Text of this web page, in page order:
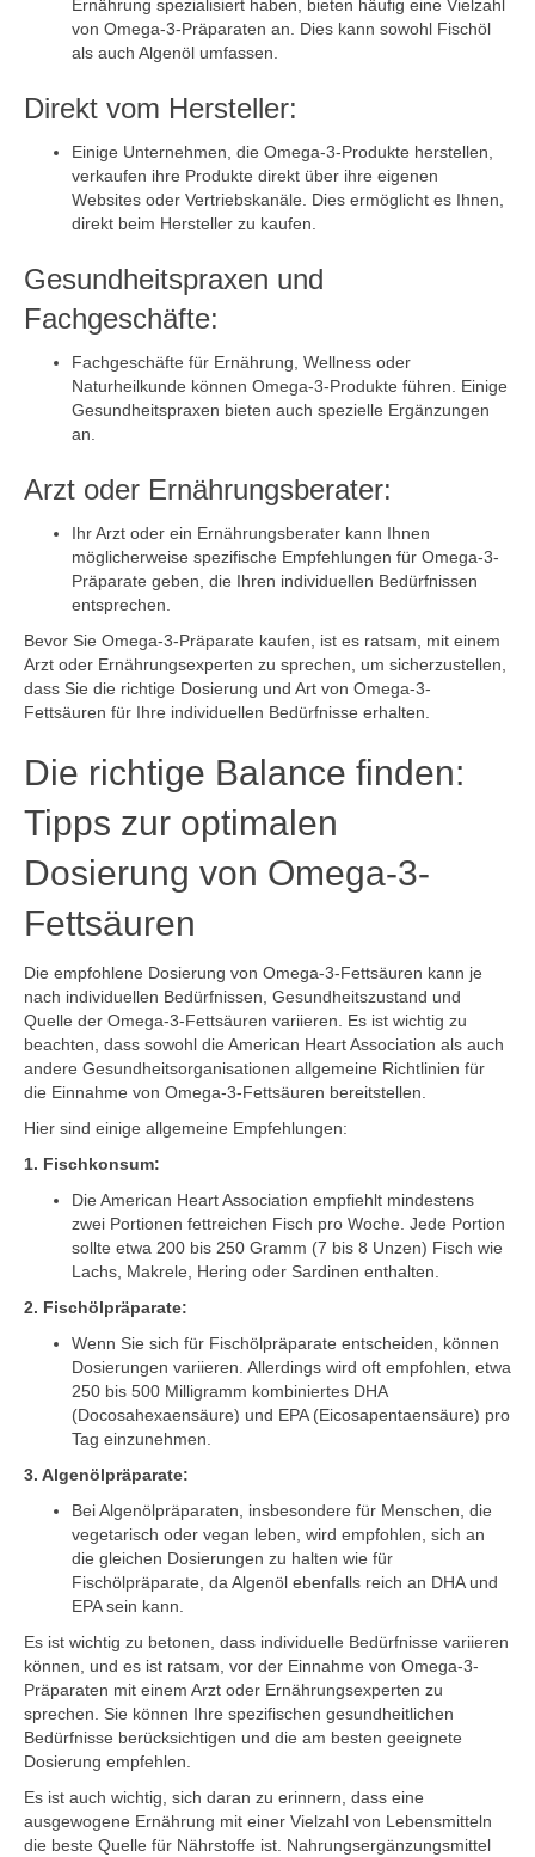
Ernährung spezialisiert haben, bieten häufig eine Vielzahl
von Omega-3-Präparaten an. Dies kann sowohl Fischöl
als auch Algenöl umfassen.
Direkt vom Hersteller:
Einige Unternehmen, die Omega-3-Produkte herstellen,
verkaufen ihre Produkte direkt über ihre eigenen
Websites oder Vertriebskanäle. Dies ermöglicht es Ihnen,
direkt beim Hersteller zu kaufen.
Gesundheitspraxen und
Fachgeschäfte:
Fachgeschäfte für Ernährung, Wellness oder
Naturheilkunde können Omega-3-Produkte führen. Einige
Gesundheitspraxen bieten auch spezielle Ergänzungen
an.
Arzt oder Ernährungsberater:
Ihr Arzt oder ein Ernährungsberater kann Ihnen
möglicherweise spezifische Empfehlungen für Omega-3-
Präparate geben, die Ihren individuellen Bedürfnissen
entsprechen.
Bevor Sie Omega-3-Präparate kaufen, ist es ratsam, mit einem
Arzt oder Ernährungsexperten zu sprechen, um sicherzustellen,
dass Sie die richtige Dosierung und Art von Omega-3-
Fettsäuren für Ihre individuellen Bedürfnisse erhalten.
Die richtige Balance finden:
Tipps zur optimalen
Dosierung von Omega-3-
Fettsäuren
Die empfohlene Dosierung von Omega-3-Fettsäuren kann je
nach individuellen Bedürfnissen, Gesundheitszustand und
Quelle der Omega-3-Fettsäuren variieren. Es ist wichtig zu
beachten, dass sowohl die American Heart Association als auch
andere Gesundheitsorganisationen allgemeine Richtlinien für
die Einnahme von Omega-3-Fettsäuren bereitstellen.
Hier sind einige allgemeine Empfehlungen:
1. Fischkonsum:
Die American Heart Association empfiehlt mindestens
zwei Portionen fettreichen Fisch pro Woche. Jede Portion
sollte etwa 200 bis 250 Gramm (7 bis 8 Unzen) Fisch wie
Lachs, Makrele, Hering oder Sardinen enthalten.
2. Fischölpräparate:
Wenn Sie sich für Fischölpräparate entscheiden, können
Dosierungen variieren. Allerdings wird oft empfohlen, etwa
250 bis 500 Milligramm kombiniertes DHA
(Docosahexaensäure) und EPA (Eicosapentaensäure) pro
Tag einzunehmen.
3. Algenölpräparate:
Bei Algenölpräparaten, insbesondere für Menschen, die
vegetarisch oder vegan leben, wird empfohlen, sich an
die gleichen Dosierungen zu halten wie für
Fischölpräparate, da Algenöl ebenfalls reich an DHA und
EPA sein kann.
Es ist wichtig zu betonen, dass individuelle Bedürfnisse variieren
können, und es ist ratsam, vor der Einnahme von Omega-3-
Präparaten mit einem Arzt oder Ernährungsexperten zu
sprechen. Sie können Ihre spezifischen gesundheitlichen
Bedürfnisse berücksichtigen und die am besten geeignete
Dosierung empfehlen.
Es ist auch wichtig, sich daran zu erinnern, dass eine
ausgewogene Ernährung mit einer Vielzahl von Lebensmitteln
die beste Quelle für Nährstoffe ist. Nahrungsergänzungsmittel